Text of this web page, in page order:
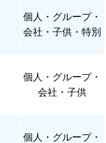
個人
・グループ・
会社・子供・特別
個人
・グループ・
会社・子供
個人
・グループ・